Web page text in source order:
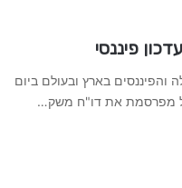
והפיננסים בארץ ובעולם ביום